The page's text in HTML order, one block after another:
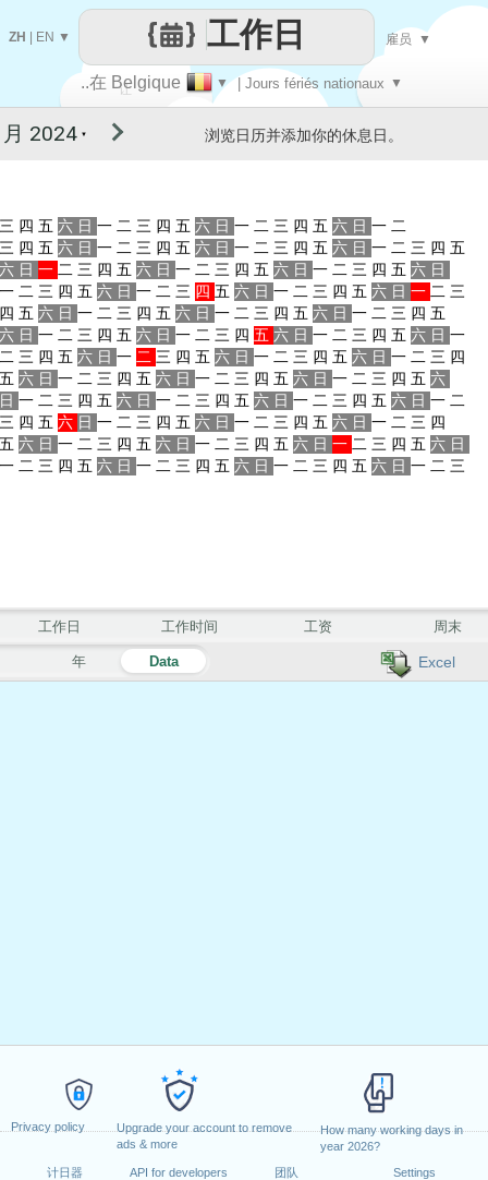
Privacy policy
Upgrade your account to remove
ads & more
How many working days in
year 2026?
计日器
API for developers
团队
Settings
让
..在 Belgique ▼ | Jours fériés nationaux ▼
工作日
ZH EN ▼ 雇员 ▼
Excel
▼ 浏览日历并添加你的休息日。
三 四 五 六 日 一 二 三 四 五 六 日 一 二 三 四 五 六 日 一 二
三 四 五 六 日 一 二 三 四 五 六 日 一 二 三 四 五 六 日 一 二 三 四 五
六 日 一 二 三 四 五 六 日 一 二 三 四 五 六 日 一 二 三 四 五 六 日
一 二 三 四 五 六 日 一 二 三 四 五 六 日 一 二 三 四 五 六 日 一 二 三
四 五 六 日 一 二 三 四 五 六 日 一 二 三 四 五 六 日 一 二 三 四 五
六 日 一 二 三 四 五 六 日 一 二 三 四 五 六 日 一 二 三 四 五 六 日 一
二 三 四 五 六 日 一 二 三 四 五 六 日 一 二 三 四 五 六 日 一 二 三 四
五 六 日 一 二 三 四 五 六 日 一 二 三 四 五 六 日 一 二 三 四 五 六
日 一 二 三 四 五 六 日 一 二 三 四 五 六 日 一 二 三 四 五 六 日 一 二
三 四 五 六 日 一 二 三 四 五 六 日 一 二 三 四 五 六 日 一 二 三 四
五 六 日 一 二 三 四 五 六 日 一 二 三 四 五 六 日 一 二 三 四 五 六 日
一 二 三 四 五 六 日 一 二 三 四 五 六 日 一 二 三 四 五 六 日 一 二 三
年 Data
工作日 工作时间 工资 周末